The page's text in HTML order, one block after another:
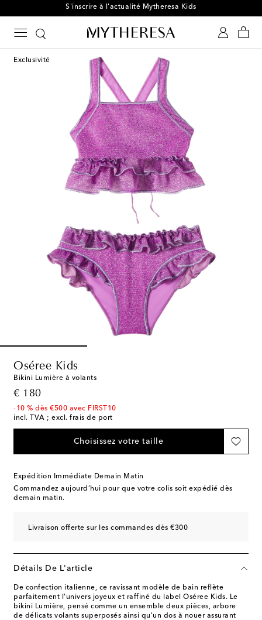
S'inscrire à l'actualité Mytheresa Kids
Exclusivité
Oséree Kids
Bikini Lumière à volants
€ 180
original price
-10 % dès €500 avec FIRST10
incl. TVA ; excl. frais de port
Choisissez votre taille
Expédition Immédiate Demain Matin
Commandez aujourd’hui pour que votre colis soit expédié dès
demain matin.
Livraison offerte sur les commandes dès €300
Détails De L'article
De confection italienne, ce ravissant modèle de bain reflète
parfaitement l'univers joyeux et raffiné du label Oséree Kids. Le
bikini Lumière, pensé comme un ensemble deux pièces, arbore
de délicats volants superposés ainsi qu'un dos à nouer assurant